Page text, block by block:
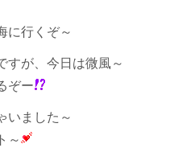
に行くぞ～
すが、今日は微風～
ぞー
いました～
～